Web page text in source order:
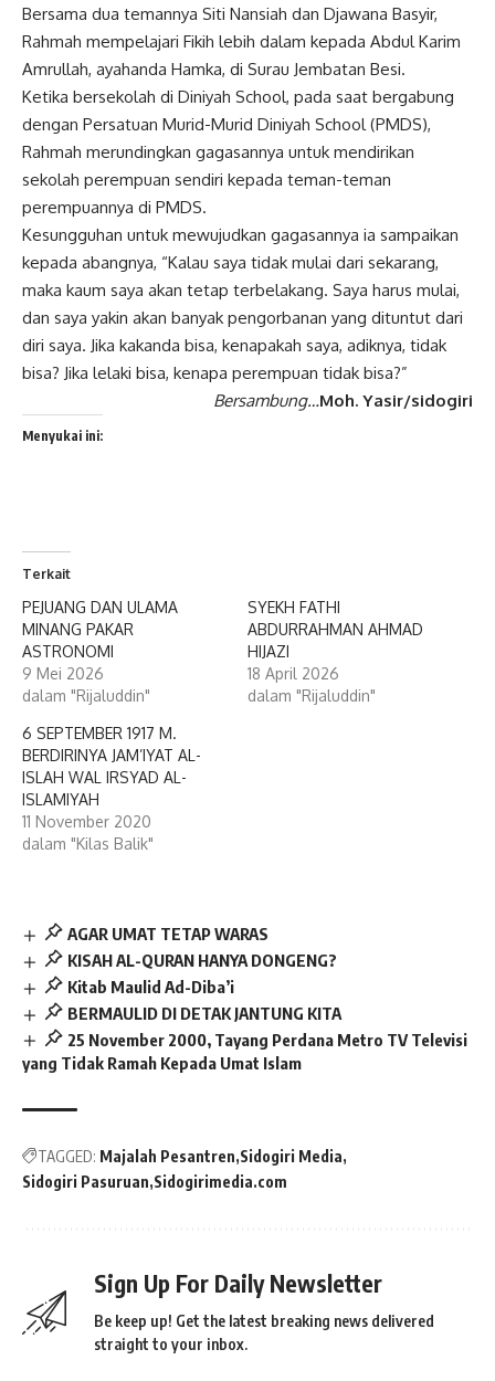
Bersama dua temannya Siti Nansiah dan Djawana Basyir,
Rahmah mempelajari Fikih lebih dalam kepada Abdul Karim
Amrullah, ayahanda Hamka, di Surau Jembatan Besi.
Ketika bersekolah di Diniyah School, pada saat bergabung
dengan Persatuan Murid-Murid Diniyah School (PMDS),
Rahmah merundingkan gagasannya untuk mendirikan
sekolah perempuan sendiri kepada teman-teman
perempuannya di PMDS.
Kesungguhan untuk mewujudkan gagasannya ia sampaikan
kepada abangnya, “Kalau saya tidak mulai dari sekarang,
maka kaum saya akan tetap terbelakang. Saya harus mulai,
dan saya yakin akan banyak pengorbanan yang dituntut dari
diri saya. Jika kakanda bisa, kenapakah saya, adiknya, tidak
bisa? Jika lelaki bisa, kenapa perempuan tidak bisa?”
Bersambung…Moh. Yasir/sidogiri
Menyukai ini:
Terkait
PEJUANG DAN ULAMA
MINANG PAKAR
ASTRONOMI
9 Mei 2026
dalam "Rijaluddin"
SYEKH FATHI
ABDURRAHMAN AHMAD
HIJAZI
18 April 2026
dalam "Rijaluddin"
6 SEPTEMBER 1917 M.
BERDIRINYA JAM’IYAT AL-
ISLAH WAL IRSYAD AL-
ISLAMIYAH
11 November 2020
dalam "Kilas Balik"
AGAR UMAT TETAP WARAS
KISAH AL-QURAN HANYA DONGENG?
Kitab Maulid Ad-Diba’i
BERMAULID DI DETAK JANTUNG KITA
25 November 2000, Tayang Perdana Metro TV Televisi
yang Tidak Ramah Kepada Umat Islam
TAGGED: Majalah Pesantren Sidogiri Media
Sidogiri Pasuruan Sidogirimedia.com
Sign Up For Daily Newsletter
Be keep up! Get the latest breaking news delivered
straight to your inbox.